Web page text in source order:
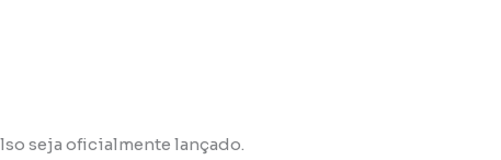
seja oficialmente lançado.